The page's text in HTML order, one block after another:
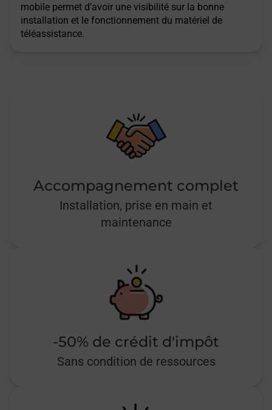
mobile permet d’avoir une visibilité sur la bonne
installation et le fonctionnement du matériel de
téléassistance.
Accompagnement complet
Installation, prise en main et
maintenance
-50% de crédit d'impôt
Sans condition de ressources